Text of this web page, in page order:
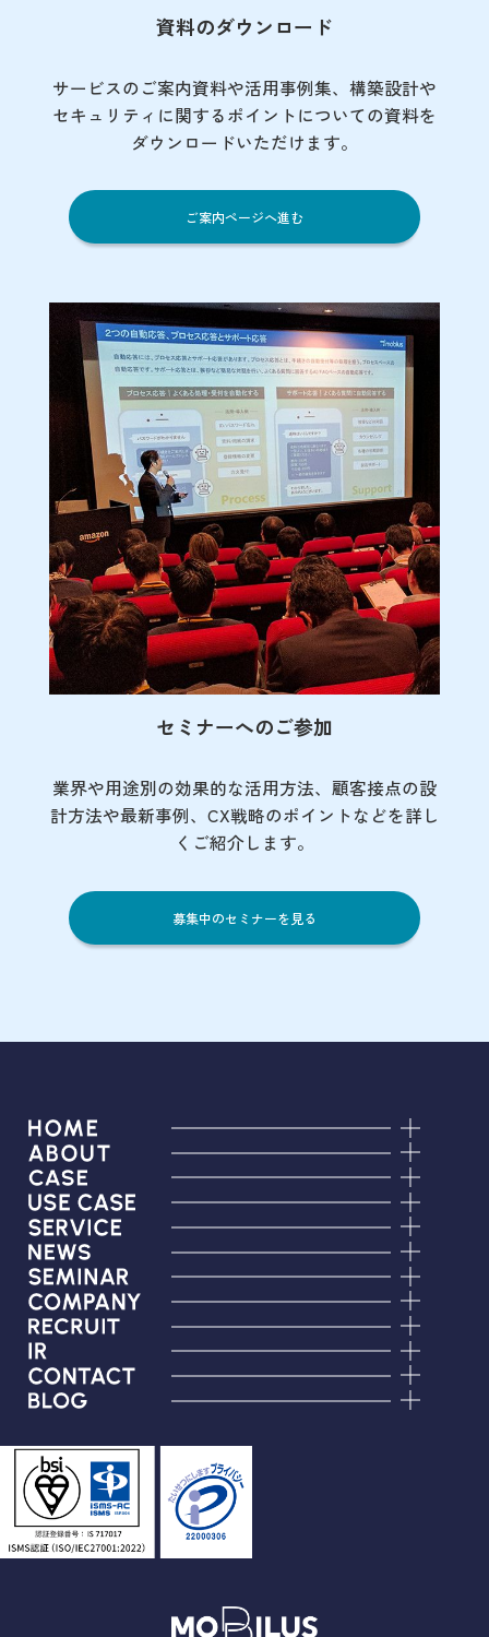
資料のダウンロード
サービスのご案内資料や活用事例集、 構築設計や
セキュリティに関するポイントについての資料を
ダウンロードいただけます。
ご案内ページへ進む
セミナーへのご参加
業界や用途別の効果的な活用方法、顧客接点の設
計方法や最新事例、CX戦略のポイントなどを詳し
くご紹介します。
募集中のセミナーを見る